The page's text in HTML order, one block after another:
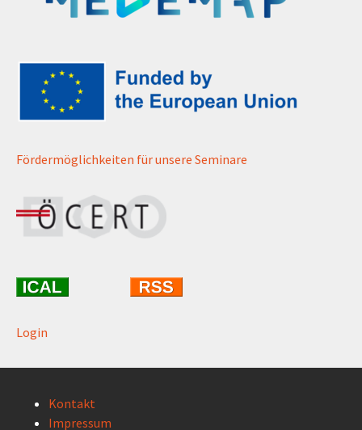
Fördermöglichkeiten für unsere Seminare
Login
Kontakt
Impressum